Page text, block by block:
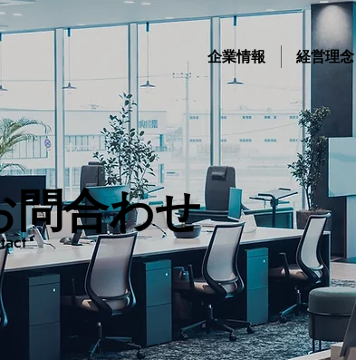
企業情報 経営理念
問合わせ